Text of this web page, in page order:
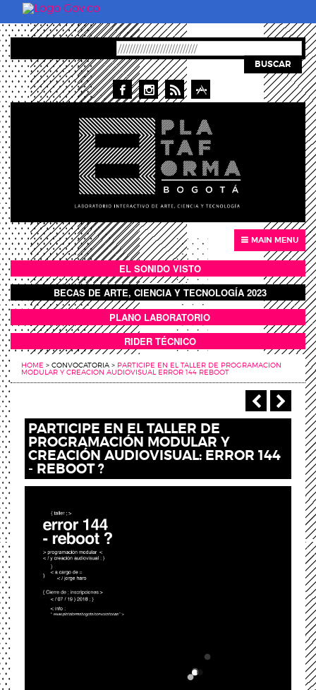
Pasar al contenido principal
BUSCAR
MAIN MENU
BOTÓN SONIDO VISTO
EL SONIDO VISTO
BOTON DOMO LLENO
BECAS DE ARTE, CIENCIA Y TECNOLOGÍA 2023
ANEXOS
PLANO LABORATORIO
RIDER TÉCNICO
HOME > CONVOCATORIA > PARTICIPE EN EL TALLER DE PROGRAMACION
MODULAR Y CREACION AUDIOVISUAL ERROR 144 REBOOT
‹
PARTICIPE EN EL TALLER DE
PROGRAMACIÓN MODULAR Y
CREACIÓN AUDIOVISUAL: ERROR 144
- REBOOT ?